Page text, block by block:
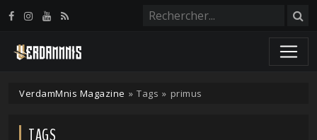
VerdamMnis Magazine » Tags » primus
TAGS
Panneau de gestion des cookies